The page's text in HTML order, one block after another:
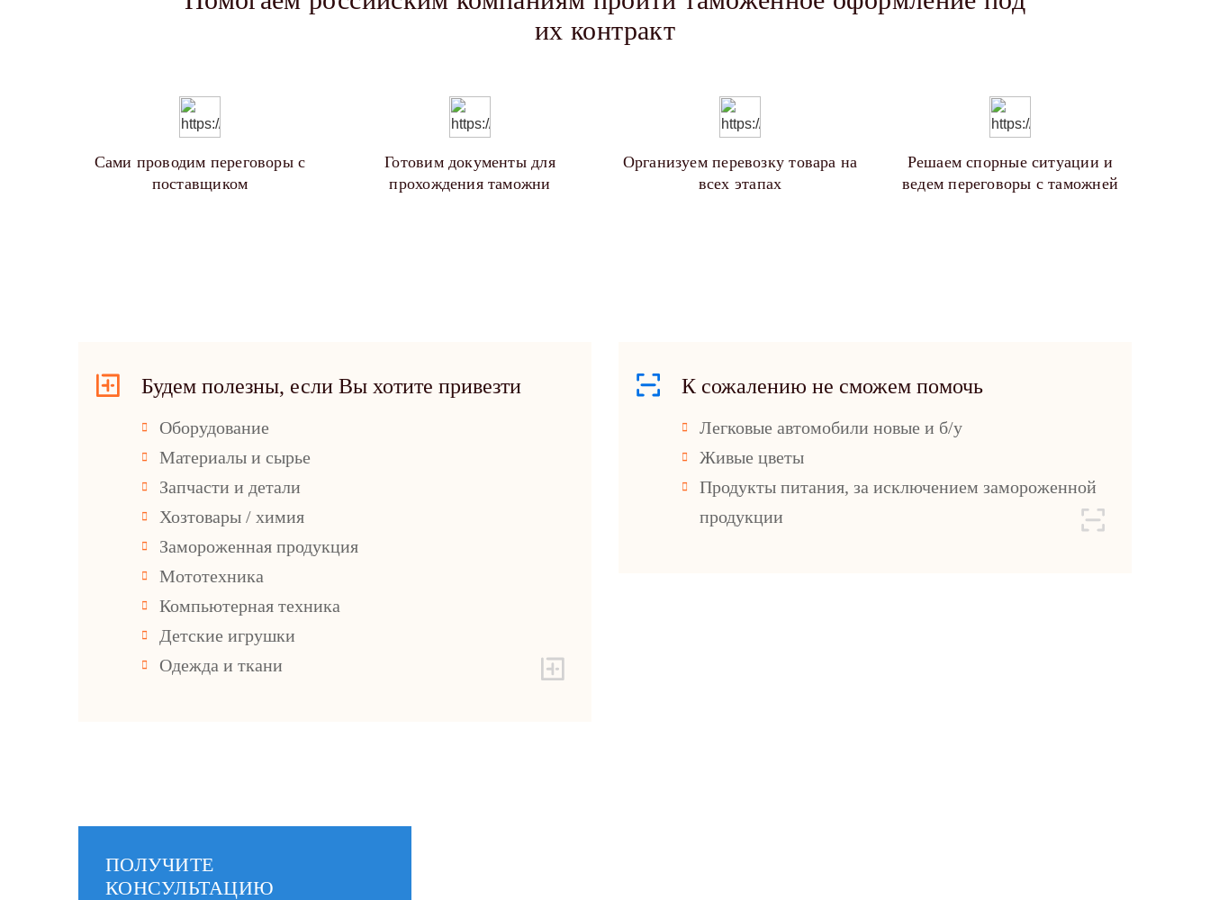
их контракт
Сами проводим переговоры с
поставщиком
Готовим документы для
прохождения таможни
Организуем перевозку товара на
всех этапах
Решаем спорные ситуации и
ведем переговоры с таможней
Будем полезны, если Вы хотите привезти
Оборудование
Материалы и сырье
Запчасти и детали
Хозтовары / химия
Замороженная продукция
Мототехника
Компьютерная техника
Детские игрушки
Одежда и ткани
К сожалению не сможем помочь
Легковые автомобили новые и б/у
Живые цветы
Продукты питания, за исключением замороженной
продукции
ПОЛУЧИТЕ
КОНСУЛЬТАЦИЮ